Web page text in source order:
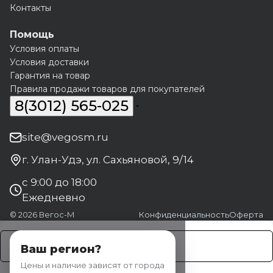
Контакты
Помощь
Условия оплаты
Условия доставки
Гарантия на товар
Правила продажи товаров для покупателей
8(3012) 565-025
site@vegosm.ru
г. Улан-Удэ, ул. Сахьяновой, 9/14
с 9:00 до 18:00
Ежедневно
© 2026 Вегос-М КонфиденциальностьОферта
Ваш регион?
Цены и наличие зависят от города